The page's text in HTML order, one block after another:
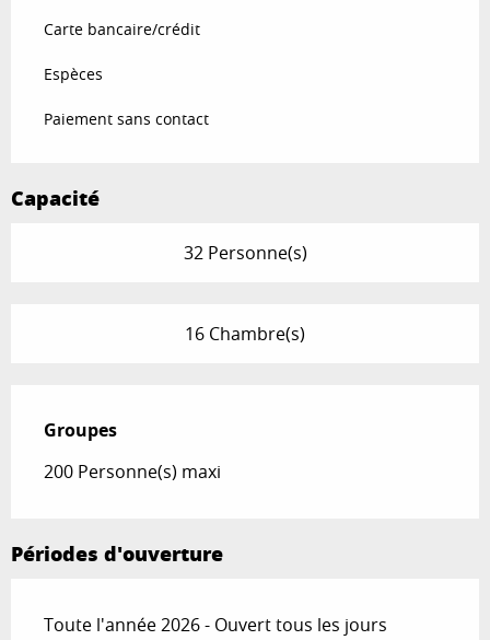
Carte bancaire/crédit
Espèces
Paiement sans contact
Capacité
32 Personne(s)
16 Chambre(s)
Groupes
Groupes
200 Personne(s) maxi
Périodes d'ouverture
Toute l'année 2026 - Ouvert tous les jours